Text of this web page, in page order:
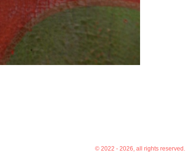
© 2022 - 2026, all rights reserved.